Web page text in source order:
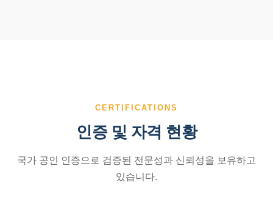
CERTIFICATIONS
인증 및 자격 현황
국가 공인 인증으로 검증된 전문성과 신뢰성을 보유하고
있습니다.